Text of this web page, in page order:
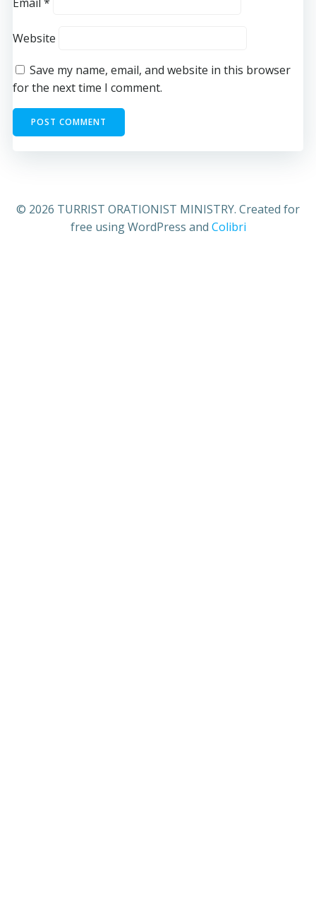
Email *
Website
Save my name, email, and website in this browser
for the next time I comment.
© 2026 TURRIST ORATIONIST MINISTRY. Created for
free using WordPress and Colibri